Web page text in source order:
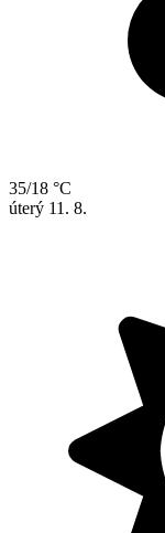
35/18 °C
úterý 11. 8.